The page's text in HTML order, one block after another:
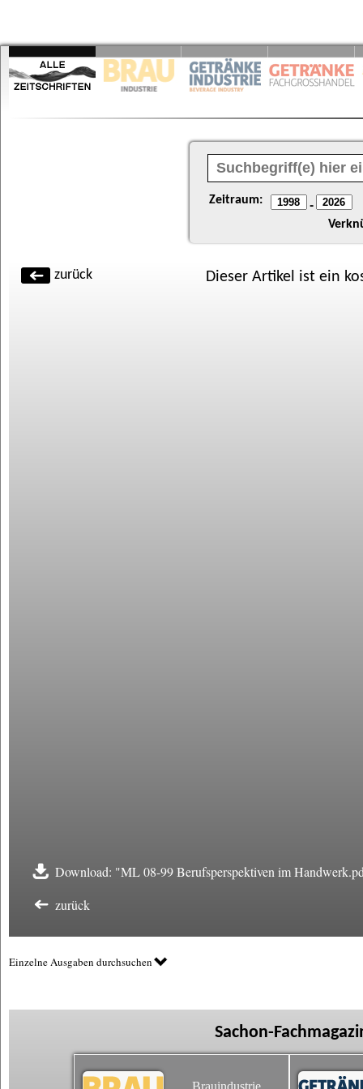
Zeitraum: -
zurück Dieser Artikel ist ein
Download: "ML 08-99 Berufsperspektiven im
zurück
Einzelne Ausgaben durchsuchen
Sachon-
Brauindustrie